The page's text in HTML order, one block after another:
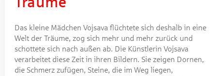
Das kleine Mädchen Vojsava flüchtete sich deshalb in eine
Welt der Träume, zog sich mehr und mehr zurück und
schottete sich nach außen ab. Die Künstlerin Vojsava
verarbeitet diese Zeit in ihren Bildern. Sie zeigen Dornen,
die Schmerz zufügen, Steine, die im Weg liegen,